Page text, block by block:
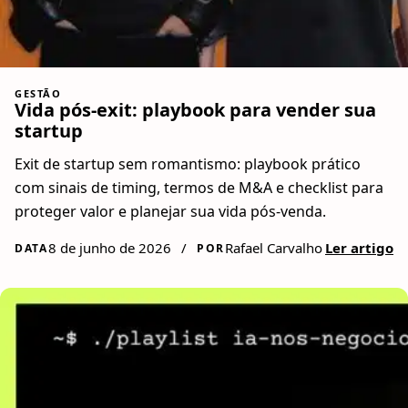
GESTÃO
Vida pós-exit: playbook para vender sua
startup
Exit de startup sem romantismo: playbook prático
com sinais de timing, termos de M&A e checklist para
proteger valor e planejar sua vida pós-venda.
DATA8 de junho de 2026 / PORRafael Carvalho Ler artigo